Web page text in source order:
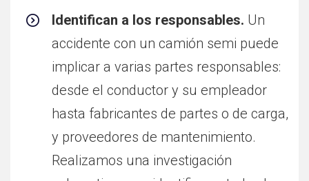
Identifican a los responsables. Un
accidente con un camión semi puede
implicar a varias partes responsables:
desde el conductor y su empleador
hasta fabricantes de partes o de carga,
y proveedores de mantenimiento.
Realizamos una investigación